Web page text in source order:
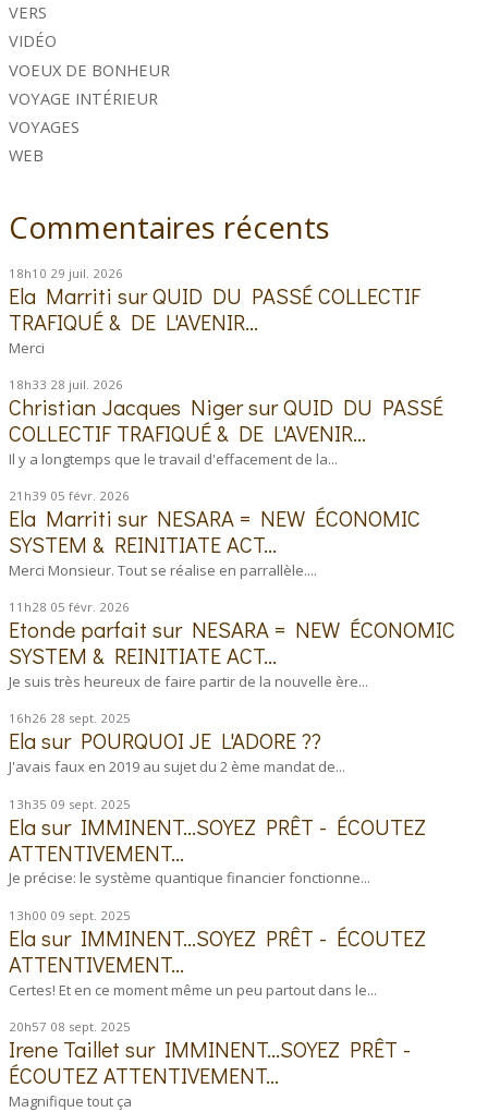
VERS
VIDÉO
VOEUX DE BONHEUR
VOYAGE INTÉRIEUR
VOYAGES
WEB
Commentaires récents
18h10 29 juil. 2026
Ela Marriti surQUID DU PASSÉ COLLECTIF
TRAFIQUÉ & DE L'AVENIR...
Merci
18h33 28 juil. 2026
Christian Jacques NigersurQUID DU PASSÉ
COLLECTIF TRAFIQUÉ & DE L'AVENIR...
Il y a longtemps que le travail d'effacement de la...
21h39 05 févr. 2026
Ela Marriti sur NESARA = NEW ÉCONOMIC
SYSTEM & REINITIATE ACT...
Merci Monsieur. Tout se réalise en parrallèle....
11h28 05 févr. 2026
Etonde parfait sur NESARA = NEW ÉCONOMIC
SYSTEM & REINITIATE ACT...
Je suis très heureux de faire partir de la nouvelle ère...
16h26 28 sept. 2025
Elasur POURQUOI JE L'ADORE ??
J'avais faux en 2019 au sujet du 2 ème mandat de...
13h35 09 sept. 2025
Elasur IMMINENT...SOYEZ PRÊT - ÉCOUTEZ
ATTENTIVEMENT...
Je précise: le système quantique financier fonctionne...
13h00 09 sept. 2025
Elasur IMMINENT...SOYEZ PRÊT - ÉCOUTEZ
ATTENTIVEMENT...
Certes! Et en ce moment même un peu partout dans le...
20h57 08 sept. 2025
Irene Taillet sur IMMINENT...SOYEZ PRÊT -
ÉCOUTEZ ATTENTIVEMENT...
Magnifique tout ça